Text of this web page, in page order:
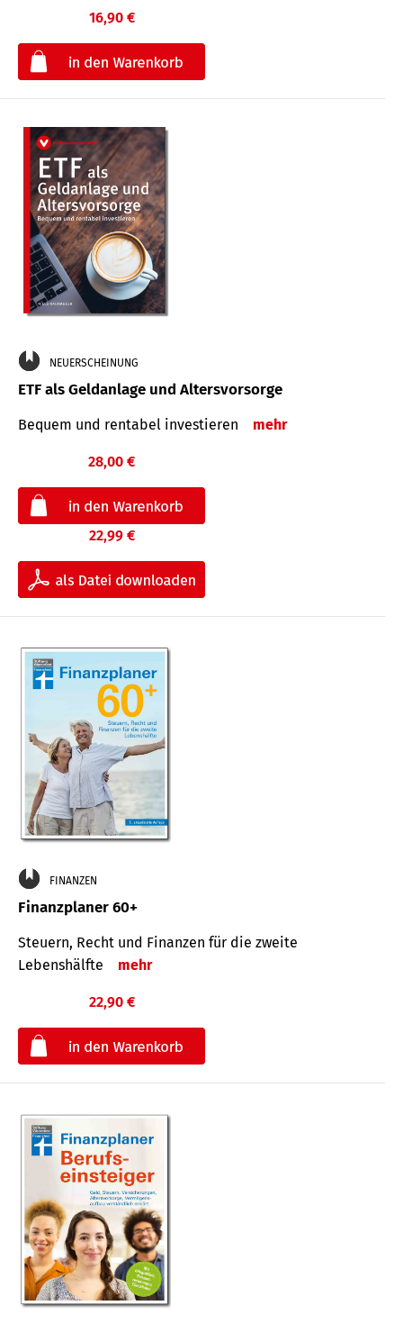
16,90 €
NEUERSCHEINUNG
ETF als Geldanlage und Altersvorsorge
Bequem und rentabel investieren mehr
28,00 €
22,99 €
FINANZEN
Finanzplaner 60+
Steuern, Recht und Finanzen für die zweite
Lebenshälfte
mehr
22,90 €